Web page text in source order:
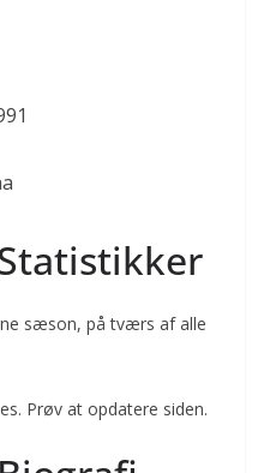
sæson, på tværs af alle
Prøv at opdatere siden.